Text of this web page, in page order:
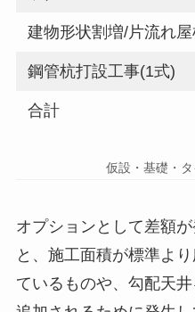
建物形状割増/片流れ
鋼管杭打設工事(1式)
合計
仮設・基礎・
オプションとして差額
と、施工面積が標準よ
ているものや、勾配天